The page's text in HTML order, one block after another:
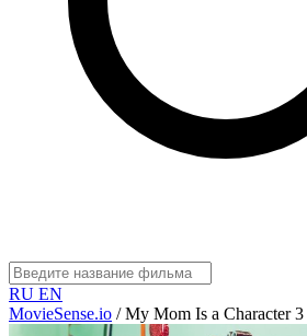
RU EN
MovieSense.io / My Mom Is a Character 3